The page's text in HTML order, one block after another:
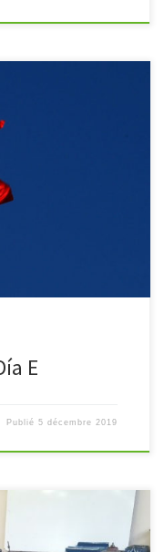
2019 « El Día
là, un repas espagnol
[…]
E
Publié5 décembre 2019